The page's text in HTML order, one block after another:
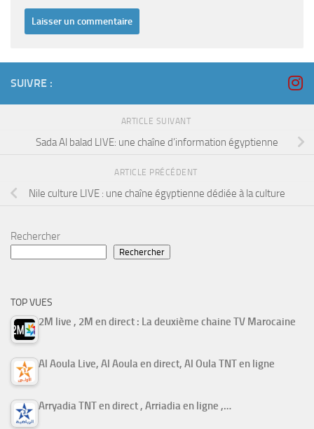
SUIVRE :
ARTICLE SUIVANT
Sada Al balad LIVE: une chaîne d’information égyptienne
ARTICLE PRÉCÉDENT
Nile culture LIVE : une chaîne égyptienne dédiée à la culture
Rechercher
Rechercher
TOP VUES
2M live , 2M en direct : La deuxième chaine TV Marocaine
Al Aoula Live, Al Aoula en direct, Al Oula TNT en ligne
Arryadia TNT en direct , Arriadia en ligne ,…